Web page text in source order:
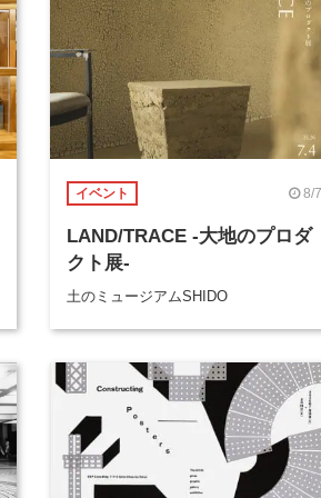
イベント 8/7
LAND/TRACE -大地のプロダ
クト展-
土のミュージアムSHIDO